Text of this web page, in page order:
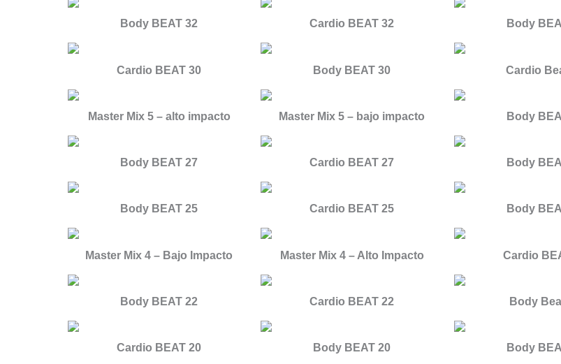
Body BEAT 32 Cardio BEAT 32 Body
Cardio BEAT 30 Body BEAT 30 Cardio
Master Mix 5 – alto impacto Master Mix 5 – bajo impacto Body
Body BEAT 27 Cardio BEAT 27 Body
Body BEAT 25 Cardio BEAT 25 Body
Master Mix 4 – Bajo Impacto Master Mix 4 – Alto Impacto Cardio
Body BEAT 22 Cardio BEAT 22 Body
Cardio BEAT 20 Body BEAT 20 Body